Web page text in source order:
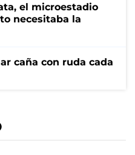
el microestadio
necesitaba la
caña con ruda cada